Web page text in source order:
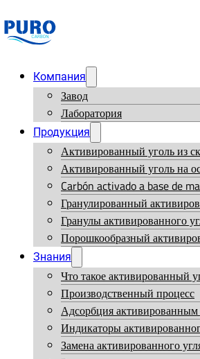
Компания
Завод
Лаборатория
Продукция
Активированный уголь из
Активированный уголь на
Carbón activado a base de
Гранулированный
Гранулы активированного
Порошкообразный
Знания
Что такое активированный
Производственный процесс
Адсорбция активированным
Индикаторы
Замена активированного